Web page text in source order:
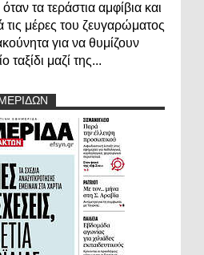
τα τεράστια αμφίβια και
τις μέρες του ζευγαρώματος
για να θυμίζουν
ταξίδι μαζί της...